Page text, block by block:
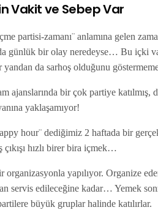
Vakit ve Sebep Var
partisi-zamanı¨ anlamına gelen
günlük bir olay neredeyse… Bu içki
da sarhoş olduğunu
ajanslarında bir çok partiye
yaklaşamıyor!
hour¨ dediğimiz 2 haftada bir
çıkışı hızlı birer bira içmek…
yapılıyor. Organize
servis edileceğine kadar… Yemek
büyük gruplar halinde katılırlar.